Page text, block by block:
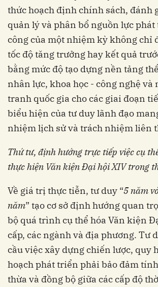
thức hoạch định chính sách, đánh
quản lý và phân bổ nguồn lực
công của một nhiệm kỳ không chỉ
tốc độ tăng trưởng hay kết quả
bằng mức độ tạo dựng nền tảng
nhân lực, khoa học - công nghệ và
tranh quốc gia cho các giai đoạn
biểu hiện của tư duy lãnh đạo
nhiệm lịch sử và trách nhiệm liên
Thứ tư, định hướng trực tiếp việc cụ
thực hiện Văn kiện Đại hội XIV trong
Về giá trị thực tiễn, tư duy “5 năm
năm” tạo cơ sở định hướng quan
bộ quá trình cụ thể hóa Văn kiện
cấp, các ngành và địa phương. Tư
cầu việc xây dựng chiến lược, quy
hoạch phát triển phải bảo đảm
thừa và đồng bộ giữa các cấp độ